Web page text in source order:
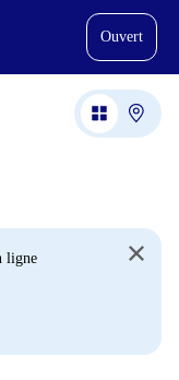
Ouvert
ligne